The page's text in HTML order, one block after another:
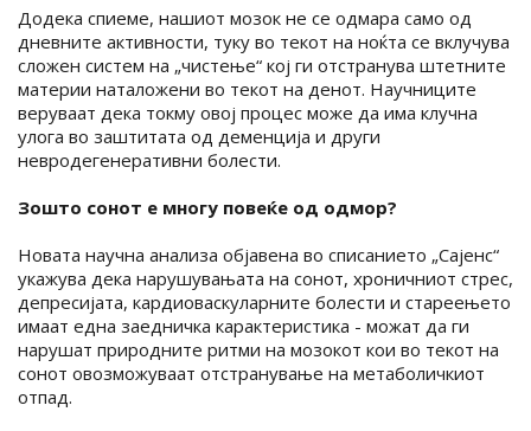
Додека спиеме, нашиот мозок не се одмара само од
дневните активности, туку во текот на ноќта се вклучува
сложен систем на „чистење“ кој ги отстранува штетните
материи наталожени во текот на денот. Научниците
веруваат дека токму овој процес може да има клучна
улога во заштитата од деменција и други
невродегенеративни болести.
Зошто сонот е многу повеќе од одмор?
Новата научна анализа објавена во списанието „Сајенс“
укажува дека нарушувањата на сонот, хроничниот стрес,
депресијата, кардиоваскуларните болести и стареењето
имаат една заедничка карактеристика - можат да ги
нарушат природните ритми на мозокот кои во текот на
сонот овозможуваат отстранување на метаболичкиот
отпад.